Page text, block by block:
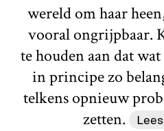
wereld om haar
vooral ongrijpbaar.
te houden aan dat
in principe zo
telkens opnieuw
zetten.